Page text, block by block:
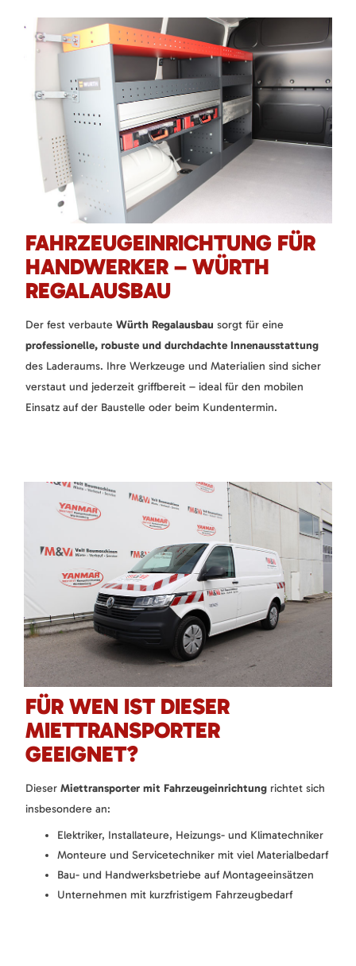
FAHRZEUGEINRICHTUNG FÜR
HANDWERKER – WÜRTH
REGALAUSBAU
Der fest verbaute Würth Regalausbau sorgt für eine
professionelle, robuste und durchdachte Innenausstattung
des Laderaums. Ihre Werkzeuge und Materialien sind sicher
verstaut und jederzeit griffbereit – ideal für den mobilen
Einsatz auf der Baustelle oder beim Kundentermin.
FÜR WEN IST DIESER
MIETTRANSPORTER
GEEIGNET?
Dieser Miettransporter mit Fahrzeugeinrichtung richtet sich
insbesondere an:
Elektriker, Installateure, Heizungs- und Klimatechniker
Monteure und Servicetechniker mit viel Materialbedarf
Bau- und Handwerksbetriebe auf Montageeinsätzen
Unternehmen mit kurzfristigem Fahrzeugbedarf